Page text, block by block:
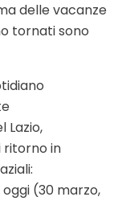
delle vacanze
tornati sono
Lazio,
ritorno in
(30 marzo,